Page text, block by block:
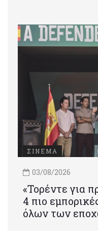
ΣΙΝΕΜΑ
03/08/2026
«Τορέντε για
4 πιο
όλων των